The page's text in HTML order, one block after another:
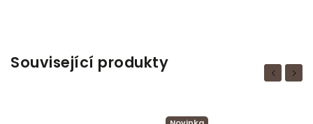
Související produkty Previous
Next